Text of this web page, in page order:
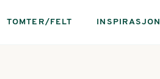
TOMTER/FELT INSPIRASJON